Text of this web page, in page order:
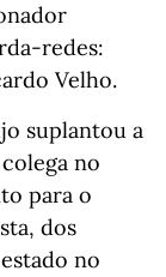
redes:
Velho.
suplantou a
no
para o
dos
no